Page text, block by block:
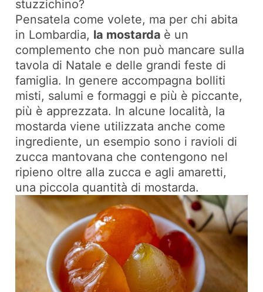
stuzzichino?
Pensatela come volete, ma per chi abita
in Lombardia, la mostarda è un
complemento che non può mancare sulla
tavola di Natale e delle grandi feste di
famiglia. In genere accompagna bolliti
misti, salumi e formaggi e più è piccante,
più è apprezzata. In alcune località, la
mostarda viene utilizzata anche come
ingrediente, un esempio sono i ravioli di
zucca mantovana che contengono nel
ripieno oltre alla zucca e agli amaretti,
una piccola quantità di mostarda.